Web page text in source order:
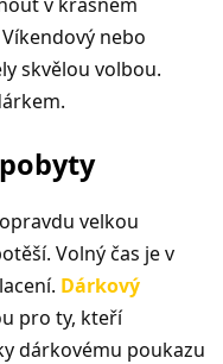
nebo
skvělou volbou.
velkou
Volný čas je v
Dárkový
pro ty, kteří
dárkovému poukazu